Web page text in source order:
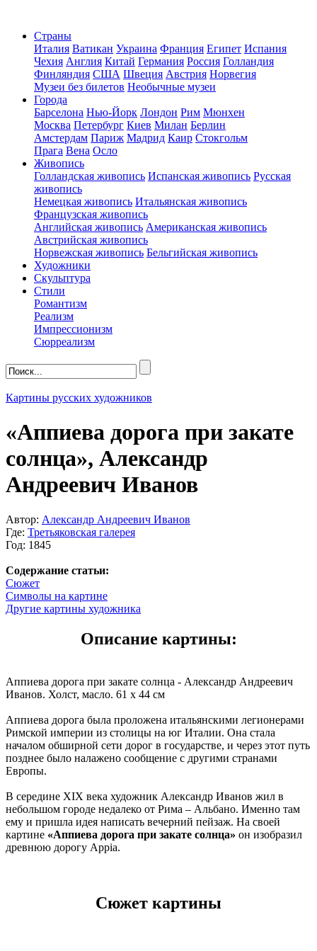
Страны
Италия Ватикан Украина Франция Египет Испания
Чехия Англия Китай Германия Россия Голландия
Финляндия США Швеция Австрия Норвегия
Музеи без билетов Необычные музеи
Города
Барселона Нью-Йорк Лондон Рим Мюнхен
Москва Петербург Киев Милан Берлин
Амстердам Париж Мадрид Каир Стокгольм
Прага Вена Осло
Живопись
Голландская живопись Испанская живопись Русская
живопись
Немецкая живопись Итальянская живопись
Французская живопись
Английская живопись Американская живопись
Австрийская живопись
Норвежская живопись Бельгийская живопись
Художники
Скульптура
Стили
Романтизм
Реализм
Импрессионизм
Сюрреализм
Картины русских художников
«Аппиева дорога при закате
солнца», Александр
Андреевич Иванов
Автор: Александр Андреевич Иванов
Где: Третьяковская галерея
Год: 1845
Содержание статьи:
Сюжет
Символы на картине
Другие картины художника
Описание картины:
Аппиева дорога при закате солнца - Александр Андреевич
Иванов. Холст, масло. 61 x 44 см
Аппиева дорога была проложена итальянскими легионерами
Римской империи из столицы на юг Италии. Она стала
началом обширной сети дорог в государстве, и через этот путь
позднее было налажено сообщение с другими странами
Европы.
В середине XIX века художник Александр Иванов жил в
небольшом городе недалеко от Рима – Альбано. Именно там
ему и пришла идея написать вечерний пейзаж. На своей
картине «Аппиева дорога при закате солнца» он изобразил
древнюю дорогу Appia.
Сюжет картины